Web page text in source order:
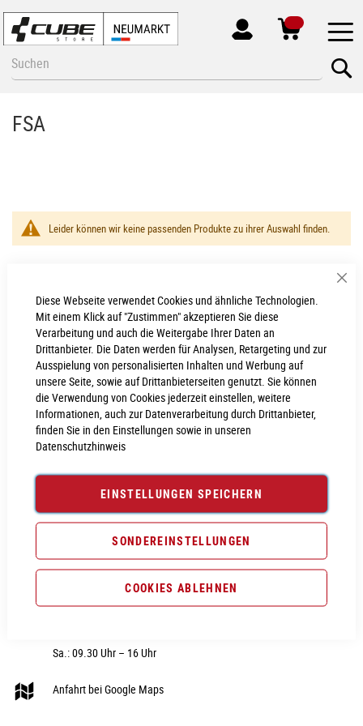
Diese Webseite verwendet Cookies und ähnliche Technologien.
Mit einem Klick auf "Zustimmen" akzeptieren Sie diese
Verarbeitung und auch die Weitergabe Ihrer Daten an
Drittanbieter. Die Daten werden für Analysen, Retargeting und zur
Ausspielung von personalisierten Inhalten und Werbung auf
unsere Seite, sowie auf Drittanbieterseiten genutzt. Sie können
die Verwendung von Cookies jederzeit einstellen, weitere
Informationen, auch zur Datenverarbeitung durch Drittanbieter,
finden Sie in den Einstellungen sowie in unseren
Datenschutzhinweis
EINSTELLUNGEN SPEICHERN
SONDEREINSTELLUNGEN
COOKIES ABLEHNEN
MEIN
KONTO
FSA
Leider können wir keine passenden Produkte zu ihrer Auswahl finden.
Neumarkt - Newsletter
Anmelden
CUBE STORE NEUMARKT
Nürnberger Str. 28
92318 Neumarkt i.d.OPf
09181 - 40606 0
E-Mail:webshop@cube-store-
Hier unsere Öffnungszeiten:
Sa.: 09.30 Uhr – 16 Uhr
Anfahrt bei Google Maps
E-Bike
Fahrradzubehör
Sale